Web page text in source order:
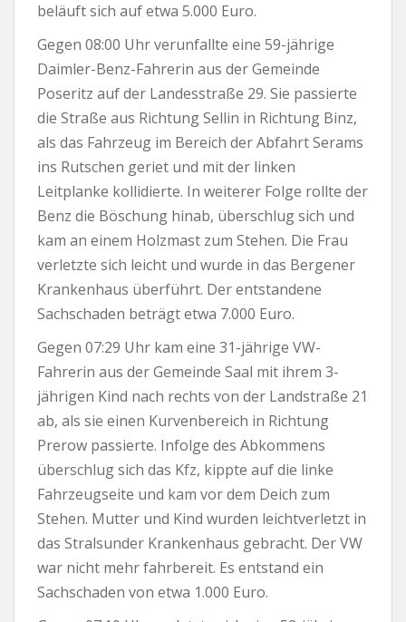
beläuft sich auf etwa 5.000 Euro.
Gegen 08:00 Uhr verunfallte eine 59-jährige
Daimler-Benz-Fahrerin aus der Gemeinde
Poseritz auf der Landesstraße 29. Sie passierte
die Straße aus Richtung Sellin in Richtung Binz,
als das Fahrzeug im Bereich der Abfahrt Serams
ins Rutschen geriet und mit der linken
Leitplanke kollidierte. In weiterer Folge rollte der
Benz die Böschung hinab, überschlug sich und
kam an einem Holzmast zum Stehen. Die Frau
verletzte sich leicht und wurde in das Bergener
Krankenhaus überführt. Der entstandene
Sachschaden beträgt etwa 7.000 Euro.
Gegen 07:29 Uhr kam eine 31-jährige VW-
Fahrerin aus der Gemeinde Saal mit ihrem 3-
jährigen Kind nach rechts von der Landstraße 21
ab, als sie einen Kurvenbereich in Richtung
Prerow passierte. Infolge des Abkommens
überschlug sich das Kfz, kippte auf die linke
Fahrzeugseite und kam vor dem Deich zum
Stehen. Mutter und Kind wurden leichtverletzt in
das Stralsunder Krankenhaus gebracht. Der VW
war nicht mehr fahrbereit. Es entstand ein
Sachschaden von etwa 1.000 Euro.